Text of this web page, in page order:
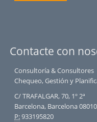
Contacte con
Consultoría & Consultores
Chequeo, Gestión y
C/ TRAFALGAR, 70, 1º 2ª
Barcelona, Barcelona 08010
P:933195820